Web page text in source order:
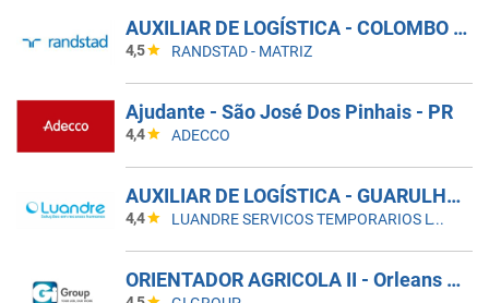
AUXILIAR DE LOGÍSTICA - COLOMBO - PR
4,5 RANDSTAD - MATRIZ
Ajudante - São José Dos Pinhais - PR
4,4 ADECCO
AUXILIAR DE LOGÍSTICA - GUARULHOS
4,4 LUANDRE SERVICOS TEMPORARIOS LTDA. (C-I)
ORIENTADOR AGRICOLA II - Orleans SC (1042-11765823)